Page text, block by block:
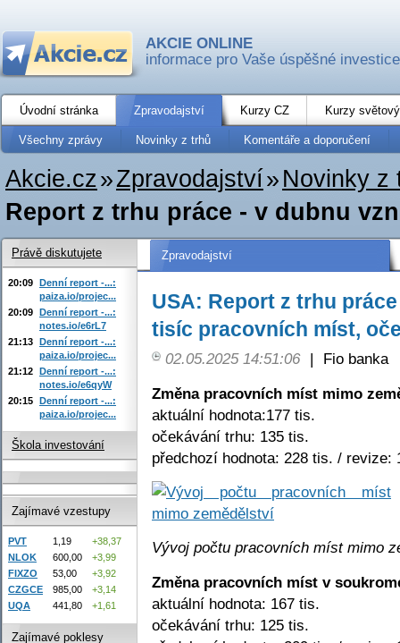
AKCIE ONLINE
informace pro Vaše úspěšné investice
Úvodní stránka Zpravodajství Kurzy CZ Kurzy
Všechny zprávy Novinky z trhů Komentáře a doporučení
Akcie.cz»Zpravodajství» Novinky z
Report z trhu práce - v dubnu
Zpravodajství
USA: Report z trhu
tisíc pracovních míst,
02.05.2025 14:51:06 |
Fio banka
Změna pracovních míst mimo
aktuální hodnota:177 tis.
očekávání trhu: 135 tis.
předchozí hodnota: 228 tis. / revize:
Vývoj počtu pracovních míst mimo
Změna pracovních míst v
aktuální hodnota: 167 tis.
očekávání trhu: 125 tis.
Právě diskutujete
20:09 Denní report -...:
paiza.io/projec...
20:09 Denní report -...:
notes.io/e6rL7
21:13 Denní report -...:
paiza.io/projec...
21:12 Denní report -...:
notes.io/e6qyW
20:15 Denní report -...:
paiza.io/projec...
Škola investování
Zajímavé vzestupy
PVT 1,19
+38,37
NLOK
600,00
+3,99
FIXZO
53,00
+3,92
CZGCE
985,00
+3,14
UQA
441,80 +1,61
Zajímavé poklesy